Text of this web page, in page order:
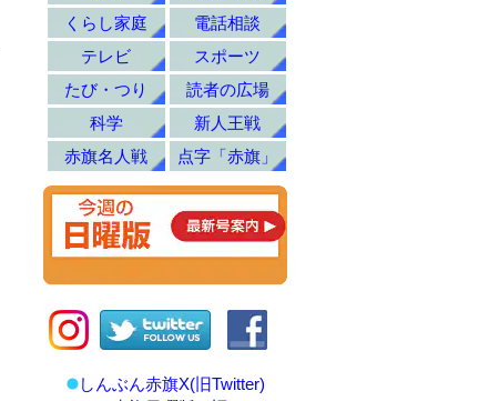
くらし家庭
電話相談
テレビ
スポーツ
たび・つり
読者の広場
科学
新人王戦
赤旗名人戦
点字「赤旗」
しんぶん赤旗X(旧Twitter)